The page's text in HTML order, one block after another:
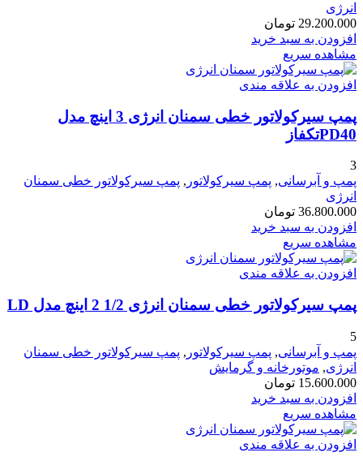
انرژی
29.200.000 تومان
افزودن به سبد خرید
مشاهده سریع
افزودن به علاقه مندی
پمپ سیرکولاتور خطی سمنان انرژی 3 اینچ مدل
PD40تکفاز
3
پمپ و آبرسانی, پمپ سیرکولاتور , پمپ سیرکولاتور خطی سمنان
انرژی
36.800.000 تومان
افزودن به سبد خرید
مشاهده سریع
افزودن به علاقه مندی
پمپ سیرکولاتور خطی سمنان انرژی 1/2 2 اینچ مدل LD
5
پمپ و آبرسانی, پمپ سیرکولاتور , پمپ سیرکولاتور خطی سمنان
انرژی, موتورخانه و گرمایش
15.600.000 تومان
افزودن به سبد خرید
مشاهده سریع
افزودن به علاقه مندی